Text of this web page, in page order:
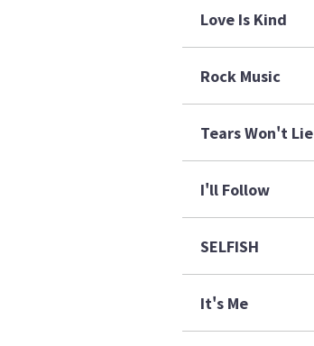
Love Is Kind
Rock Music
Tears Won't Lie
I'll Follow
SELFISH
It's Me